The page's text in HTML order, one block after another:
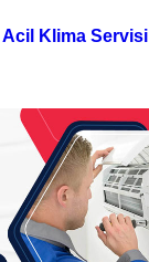
Klima Servisi